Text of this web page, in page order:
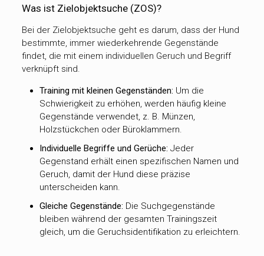
Was ist Zielobjektsuche (ZOS)?
Bei der Zielobjektsuche geht es darum, dass der Hund
bestimmte, immer wiederkehrende Gegenstände
findet, die mit einem individuellen Geruch und Begriff
verknüpft sind.
Training mit kleinen Gegenständen: Um die
Schwierigkeit zu erhöhen, werden häufig kleine
Gegenstände verwendet, z. B. Münzen,
Holzstückchen oder Büroklammern.
Individuelle Begriffe und Gerüche: Jeder
Gegenstand erhält einen spezifischen Namen und
Geruch, damit der Hund diese präzise
unterscheiden kann.
Gleiche Gegenstände: Die Suchgegenstände
bleiben während der gesamten Trainingszeit
gleich, um die Geruchsidentifikation zu erleichtern.